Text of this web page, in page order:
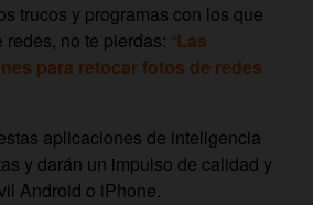
trucos y programas con los que
redes, no te pierdas: “Las
para retocar fotos de redes
aplicaciones de inteligencia
y darán un impulso de calidad y
Android o iPhone.